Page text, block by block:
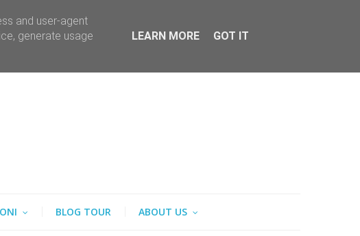
BLOG TOUR ABOUT US
and user-agent
generate usage
LEARN MORE GOT IT